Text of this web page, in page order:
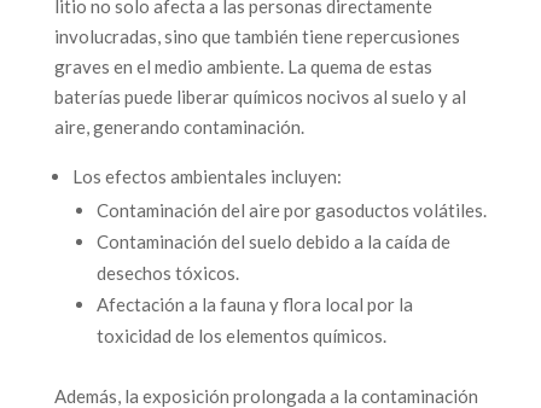
litio no solo afecta a las personas directamente
involucradas, sino que también tiene repercusiones
graves en el medio ambiente. La quema de estas
baterías puede liberar químicos nocivos al suelo y al
aire, generando contaminación.
Los efectos ambientales incluyen:
Contaminación del aire por gasoductos volátiles.
Contaminación del suelo debido a la caída de
desechos tóxicos.
Afectación a la fauna y flora local por la
toxicidad de los elementos químicos.
Además, la exposición prolongada a la contaminación